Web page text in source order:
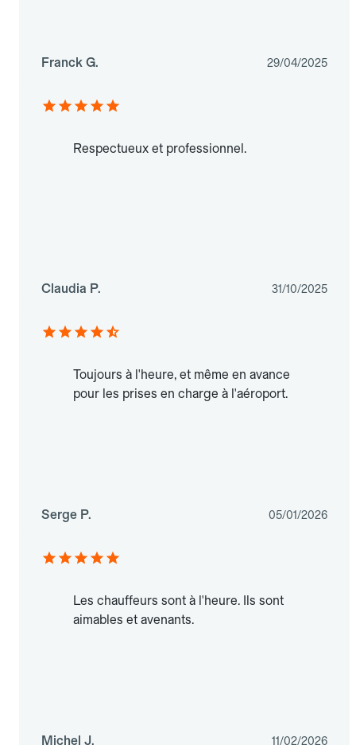
Franck G. 29/04/2025
Respectueux et professionnel.
Claudia P. 31/10/2025
Toujours à l'heure, et même en avance
pour les prises en charge à l'aéroport.
Serge P. 05/01/2026
Les chauffeurs sont à l'heure. Ils sont
aimables et avenants.
Michel J. 11/02/2026